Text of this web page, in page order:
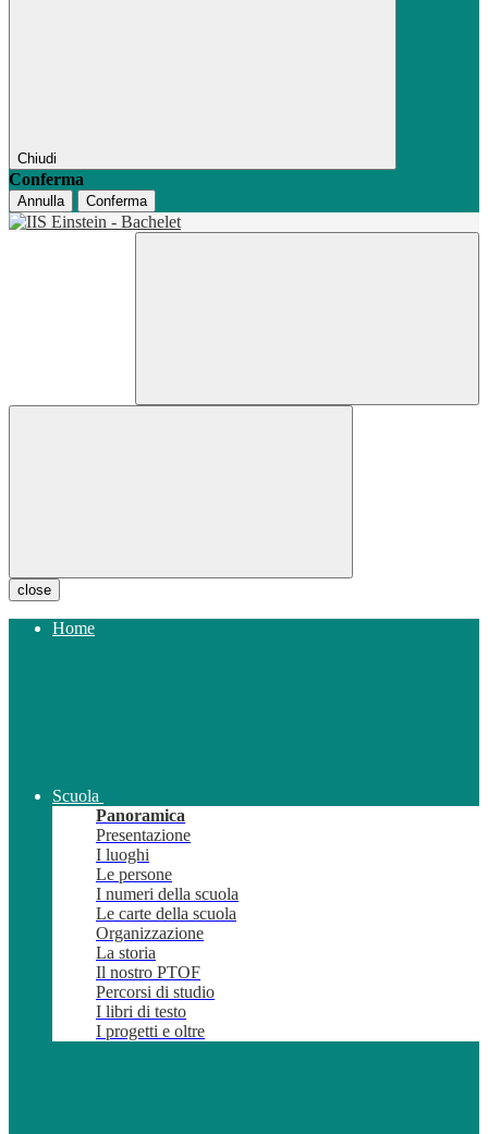
Chiudi
Conferma
Annulla Conferma
close
Home
Scuola
Panoramica
Presentazione
I luoghi
Le persone
I numeri della scuola
Le carte della scuola
Organizzazione
La storia
Il nostro PTOF
Percorsi di studio
I libri di testo
I progetti e oltre